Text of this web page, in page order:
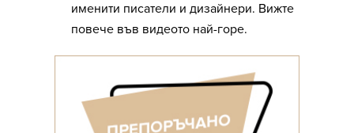
именити писатели и дизайнери. Вижте
повече във видеото най-горе.